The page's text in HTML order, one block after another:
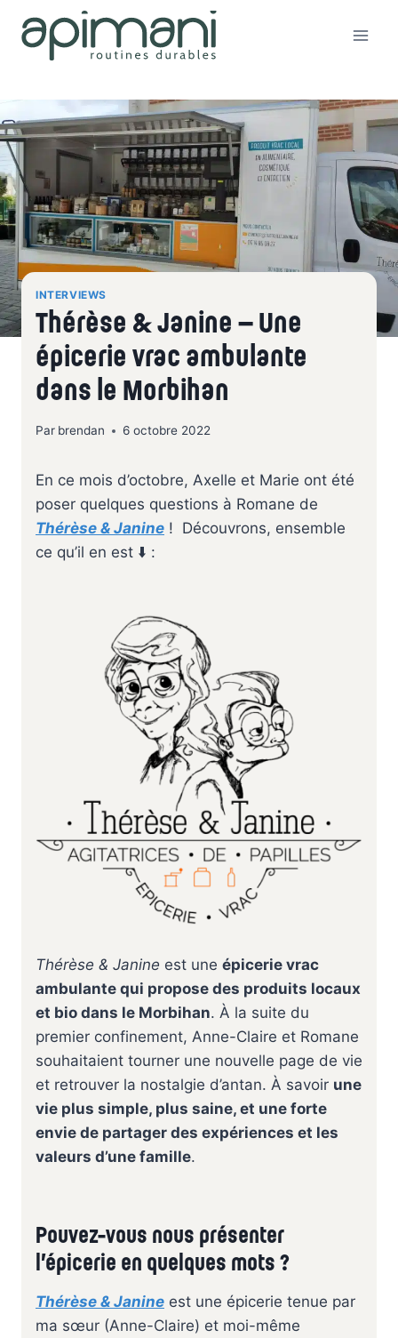
contenu
INTERVIEWS
Thérèse & Janine – Une
épicerie vrac ambulante
dans le Morbihan
Par brendan 6 octobre 2022
En ce mois d’octobre, Axelle et Marie ont été
poser quelques questions à Romane de
Thérèse & Janine ! Découvrons, ensemble
ce qu’il en est ⬇️ :
Thérèse & Janine est une épicerie vrac
ambulante qui propose des produits locaux
et bio dans le Morbihan. À la suite du
premier confinement, Anne-Claire et Romane
souhaitaient tourner une nouvelle page de vie
et retrouver la nostalgie d’antan. À savoir une
vie plus simple, plus saine, et une forte
envie de partager des expériences et les
valeurs d’une famille.
Pouvez-vous nous présenter
l’épicerie en quelques mots ?
Thérèse & Janine est une épicerie tenue par
ma sœur (Anne-Claire) et moi-même